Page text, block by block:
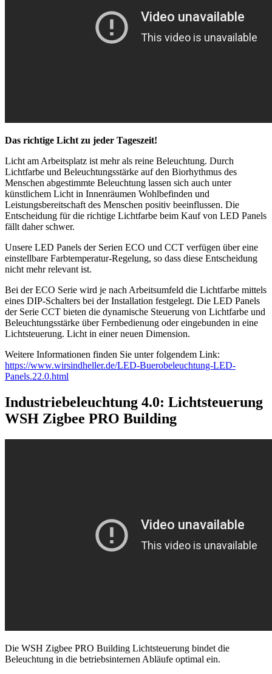
Das richtige Licht zu jeder Tageszeit!
Licht am Arbeitsplatz ist mehr als reine Beleuchtung. Durch
Lichtfarbe und Beleuchtungsstärke auf den Biorhythmus des
Menschen abgestimmte Beleuchtung lassen sich auch unter
künstlichem Licht in Innenräumen Wohlbefinden und
Leistungsbereitschaft des Menschen positiv beeinflussen. Die
Entscheidung für die richtige Lichtfarbe beim Kauf von LED Panels
fällt daher schwer.
Unsere LED Panels der Serien ECO und CCT verfügen über eine
einstellbare Farbtemperatur-Regelung, so dass diese Entscheidung
nicht mehr relevant ist.
Bei der ECO Serie wird je nach Arbeitsumfeld die Lichtfarbe mittels
eines DIP-Schalters bei der Installation festgelegt. Die LED Panels
der Serie CCT bieten die dynamische Steuerung von Lichtfarbe und
Beleuchtungsstärke über Fernbedienung oder eingebunden in eine
Lichtsteuerung. Licht in einer neuen Dimension.
Weitere Informationen finden Sie unter folgendem Link:
https://www.wirsindheller.de/LED-Buerobeleuchtung-LED-
Panels.22.0.html
Industriebeleuchtung 4.0: Lichtsteuerung
WSH Zigbee PRO Building
Die WSH Zigbee PRO Building Lichtsteuerung bindet die
Beleuchtung in die betriebsinternen Abläufe optimal ein.